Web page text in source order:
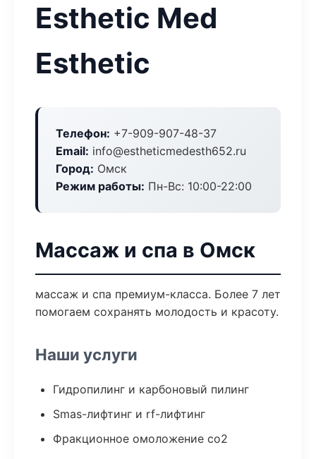
Esthetic Med
Esthetic
Телефон: +7-909-907-48-37
Email: info@estheticmedesth652.ru
Город: Омск
Режим работы: Пн-Вс: 10:00-22:00
Массаж и спа в Омск
массаж и спа премиум-класса. Более 7 лет
помогаем сохранять молодость и красоту.
Наши услуги
Гидропилинг и карбоновый пилинг
Smas-лифтинг и rf-лифтинг
Фракционное омоложение co2